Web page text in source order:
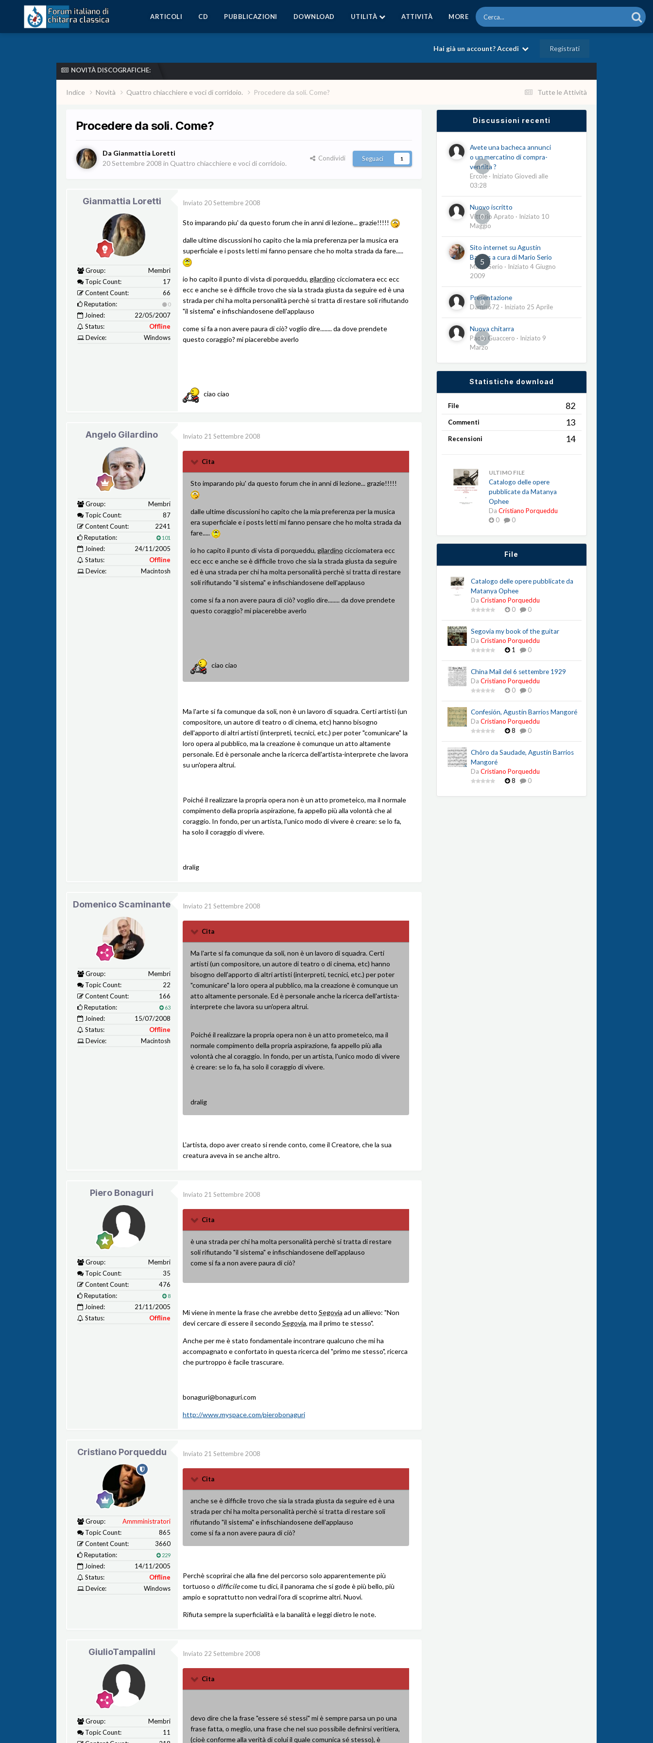
ARTICOLI CD PUBBLICAZIONI DOWNLOAD UTILITÀ ATTIVITÀ MORE
Hai già un account? Accedi Registrati
NOVITÀ DISCOGRAFICHE:
Tutte le Attività
Indice Novità Quattro chiacchiere e voci di corridoio. Procedere da soli. Come?
Procedere da soli. Come?
Da Gianmattia Loretti
20 Settembre 2008 in Quattro chiacchiere e voci di corridoio.
Condividi Seguaci 1
Gianmattia Loretti
Group:
Membri
Topic Count:
17
Content Count:
66
Reputation:
0
Joined:
22/05/2007
Status:
Offline
Device:
Windows
Inviato 20 Settembre 2008
Sto imparando piu' da questo forum che in anni di lezione... grazie!!!!!
dalle ultime discussioni ho capito che la mia preferenza per la musica era
superficiale e i posts letti mi fanno pensare che ho molta strada da fare.....
io ho capito il punto di vista di porqueddu, gilardino cicciomatera ecc ecc
ecc e anche se è difficile trovo che sia la strada giusta da seguire ed è una
strada per chi ha molta personalità perchè si tratta di restare soli rifiutando
"il sistema" e infischiandosene dell'applauso
come si fa a non avere paura di ciò? voglio dire........ da dove prendete
questo coraggio? mi piacerebbe averlo
ciao ciao
Angelo Gilardino
Group:
Membri
Topic Count:
87
Content Count:
2241
Reputation:
101
Joined:
24/11/2005
Status:
Offline
Device:
Macintosh
Inviato 21 Settembre 2008
Cita
Sto imparando piu' da questo forum che in anni di lezione... grazie!!!!!
dalle ultime discussioni ho capito che la mia preferenza per la musica
era superficiale e i posts letti mi fanno pensare che ho molta strada da
fare.....
io ho capito il punto di vista di porqueddu, gilardino cicciomatera ecc
ecc ecc e anche se è difficile trovo che sia la strada giusta da seguire
ed è una strada per chi ha molta personalità perchè si tratta di restare
soli rifiutando "il sistema" e infischiandosene dell'applauso
come si fa a non avere paura di ciò? voglio dire........ da dove prendete
questo coraggio? mi piacerebbe averlo
ciao ciao
Ma l'arte si fa comunque da soli, non è un lavoro di squadra. Certi artisti (un
compositore, un autore di teatro o di cinema, etc) hanno bisogno
dell'apporto di altri artisti (interpreti, tecnici, etc.) per poter "comunicare" la
loro opera al pubblico, ma la creazione è comunque un atto altamente
personale. Ed è personale anche la ricerca dell'artista-interprete che lavora
su un'opera altrui.
Poiché il realizzare la propria opera non è un atto prometeico, ma il normale
compimento della propria aspirazione, fa appello più alla volontà che al
coraggio. In fondo, per un artista, l'unico modo di vivere è creare: se lo fa,
ha solo il coraggio di vivere.
dralig
Domenico Scaminante
Group:
Membri
Topic Count:
22
Content Count:
166
Reputation:
63
Joined:
15/07/2008
Status:
Offline
Device:
Macintosh
Inviato 21 Settembre 2008
Cita
Ma l'arte si fa comunque da soli, non è un lavoro di squadra. Certi
artisti (un compositore, un autore di teatro o di cinema, etc) hanno
bisogno dell'apporto di altri artisti (interpreti, tecnici, etc.) per poter
"comunicare" la loro opera al pubblico, ma la creazione è comunque un
atto altamente personale. Ed è personale anche la ricerca dell'artista-
interprete che lavora su un'opera altrui.
Poiché il realizzare la propria opera non è un atto prometeico, ma il
normale compimento della propria aspirazione, fa appello più alla
volontà che al coraggio. In fondo, per un artista, l'unico modo di vivere
è creare: se lo fa, ha solo il coraggio di vivere.
dralig
L'artista, dopo aver creato si rende conto, come il Creatore, che la sua
creatura aveva in se anche altro.
Piero Bonaguri
Group:
Membri
Topic Count:
35
Content Count:
476
Reputation:
8
Joined:
21/11/2005
Status:
Offline
Inviato 21 Settembre 2008
Cita
è una strada per chi ha molta personalità perchè si tratta di restare
soli rifiutando "il sistema" e infischiandosene dell'applauso
come si fa a non avere paura di ciò?
Mi viene in mente la frase che avrebbe detto Segovia ad un allievo: "Non
devi cercare di essere il secondo Segovia, ma il primo te stesso".
Anche per me è stato fondamentale incontrare qualcuno che mi ha
accompagnato e confortato in questa ricerca del "primo me stesso", ricerca
che purtroppo è facile trascurare.
bonaguri@bonaguri.com
http://www.myspace.com/pierobonaguri
Cristiano Porqueddu
Group:
Ammministratori
Topic Count:
865
Content Count:
3660
Reputation:
229
Joined:
14/11/2005
Status:
Offline
Device:
Windows
Inviato 21 Settembre 2008
Cita
anche se è difficile trovo che sia la strada giusta da seguire ed è una
strada per chi ha molta personalità perchè si tratta di restare soli
rifiutando "il sistema" e infischiandosene dell'applauso
come si fa a non avere paura di ciò?
Perchè scoprirai che alla fine del percorso solo apparentemente più
tortuoso o difficilecome tu dici, il panorama che si gode è più bello, più
ampio e soprattutto non vedrai l'ora di scoprirne altri. Nuovi.
Rifiuta sempre la superficialità e la banalità e leggi dietro le note.
GiulioTampalini
Group:
Membri
Topic Count:
11
Inviato 22 Settembre 2008
Cita
devo dire che la frase "essere sé stessi" mi è sempre parsa un po una
frase fatta, o meglio, una frase che nel suo possibile definirsi veritiera,
(cioè conforme alla verità di colui il quale comunica sé stesso), è
Discussioni recenti
0
Avete una bacheca annunci
o un mercatino di compra-
vendita ?
Ercole· Iniziato Giovedì alle
03:28
0
Nuovo iscritto
Vittorio Aprato · Iniziato 10
Maggio
5
Sito internet su Agustín
Barrios a cura di Mario Serio
Mario Serio · Iniziato 4 Giugno
2009
0
Presentazione
Damis672 · Iniziato 25 Aprile
0
Nuova chitarra
Paolo Guaccero · Iniziato 9
Marzo
Statistiche download
File 82
Commenti 13
Recensioni 14
ULTIMO FILE
Catalogo delle opere
pubblicate da Matanya
Ophee
Da Cristiano Porqueddu
0
0
File
Catalogo delle opere pubblicate da
Matanya Ophee
Da Cristiano Porqueddu
0
0
Segovia my book of the guitar
Da Cristiano Porqueddu
1
0
China Mail del 6 settembre 1929
Da Cristiano Porqueddu
0
0
Confesión, Agustín Barrios Mangoré
Da Cristiano Porqueddu
8
0
Chôro da Saudade, Agustín Barrios
Mangoré
Da Cristiano Porqueddu
8
0